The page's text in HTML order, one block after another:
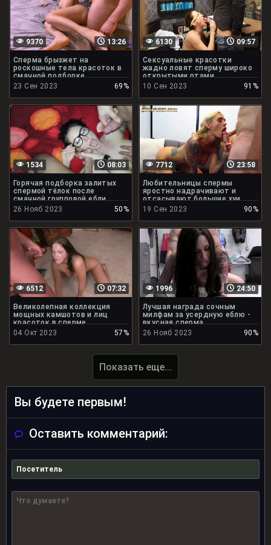
13:26
9370
Сперма брызжет на
роскошные тела красоток в
смачной подборке
23 Сен 2023
69%
09:57
6130
Сексуальные красотки
жадно ловят сперму широко
открытыми ртами
10 Сен 2023
91%
08:03
1534
Горячая подборка залитых
спермой тёлок после
смачной групповой ебли
26 Нояб 2023
50%
23:58
7712
Любительницы спермы
яростно надрачивают и
отсасывают большие хуи
19 Сен 2023
90%
07:32
6512
Великолепная коллекция
мощных камшотов и лиц
красоток в сперме
04 Окт 2023
57%
24:50
1996
Лучшая награда сочным
милфам за усердную еблю -
вкусная сперма
26 Нояб 2023
90%
Показать еще...
Вы будете первым!
Оставить комментарий: